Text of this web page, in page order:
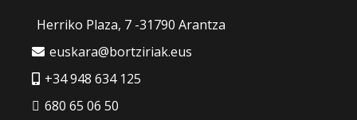
Herriko Plaza, 7 -31790 Arantza
euskara@bortziriak.eus
+34 948 634 125
680 65 06 50